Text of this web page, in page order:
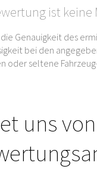
ist keine
Genauigkeit des
bei den
oder seltene
uns